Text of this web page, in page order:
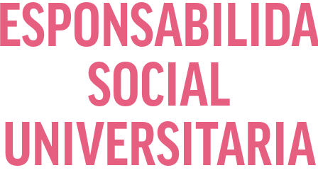
SOCIAL
UNIVERSITARIA